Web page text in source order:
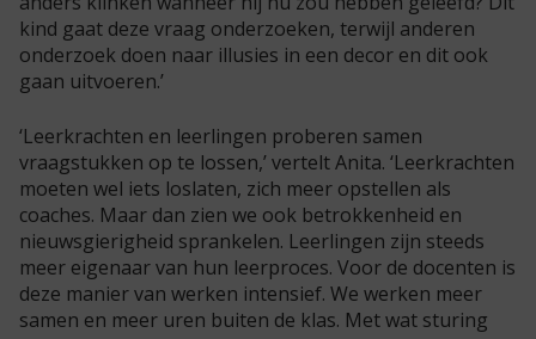
kind gaat deze vraag onderzoeken, terwijl anderen
onderzoek doen naar illusies in een decor en dit ook
gaan uitvoeren.’
‘Leerkrachten en leerlingen proberen samen
vraagstukken op te lossen,’ vertelt Anita. ‘Leerkrachten
moeten wel iets loslaten, zich meer opstellen als
coaches. Maar dan zien we ook betrokkenheid en
nieuwsgierigheid sprankelen. Leerlingen zijn steeds
meer eigenaar van hun leerproces. Voor de docenten is
deze manier van werken intensief. We werken meer
samen en meer uren buiten de klas. Met wat sturing